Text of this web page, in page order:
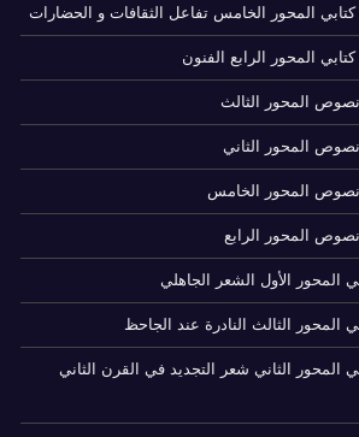
المحور الخامس تفاعل الثقافات و الحضارات
المحور الرابع الفنون
المحور الثالث
المحور الثاني
المحور الخامس
المحور الرابع
المحور الأول الشعر الجاهلي
المحور الثالث النادرة عند الجاحظ
المحور الثاني شعر التجديد في القرن الثاني